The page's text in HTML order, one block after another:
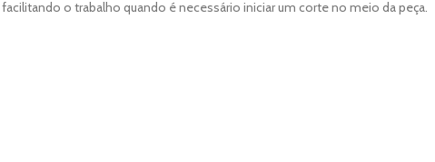
o trabalho quando é necessário iniciar um corte no meio da peça.